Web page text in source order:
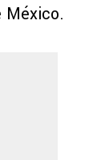
México.